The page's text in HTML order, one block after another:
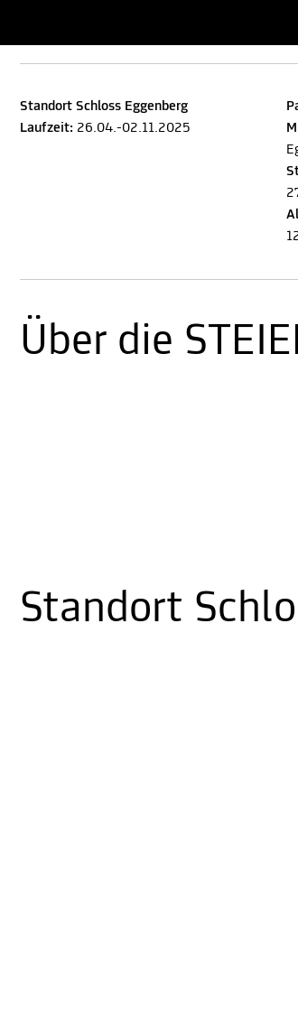
Standort Schloss Eggenberg
Laufzeit: 26.04.-02.11.2025
Über die
Standort